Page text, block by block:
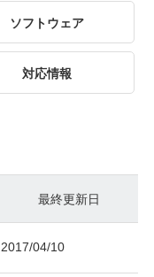
ソフトウェア
対応情報
最終更新日
2017/04/10